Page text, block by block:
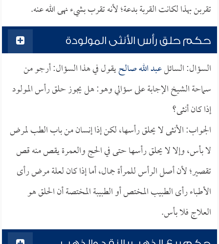
تقربن بهذا لكانت القربة بدعة؛ لأنه تقرب بشيء نهى الله عنه.
حكم حلق رأس الأنثى المولودة
السؤال: السائلعبد الله صالحيقول في هذا السؤال: أرجو من
سماحة الشيخ الإجابة على سؤالي وهو: هل يجوز حلق رأس المولود
إذا كان أنثى؟
الجواب: الأنثى لا يحلق رأسها، لكن إذا إنسان من باب الطب لمرض
لا بأس، وإلا لا يحلق رأسها حتى في الحج والعمرة يقص منه قص
تقصير؛ لأن أصل الرأس للمرأة جمال، أما إذا كان لعلة مرض رأى
الأطباء رأى الطبيب المختص أو الطبيبة المختصة أن الحلق هو
العلاج فلا بأس.